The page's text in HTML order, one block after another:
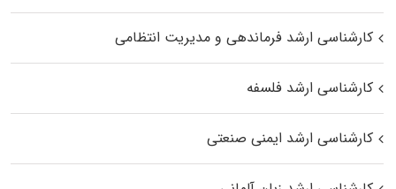
کارشناسی ارشد فرماندهی و مدیریت انتظامی
کارشناسی ارشد فلسفه
کارشناسی ارشد ایمنی صنعتی